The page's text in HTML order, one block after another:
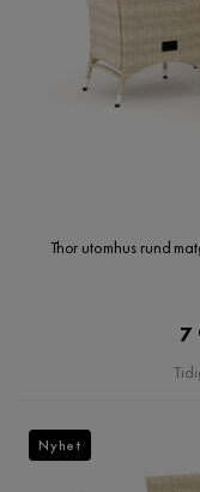
Thor utomhus rund
7
Nyhet